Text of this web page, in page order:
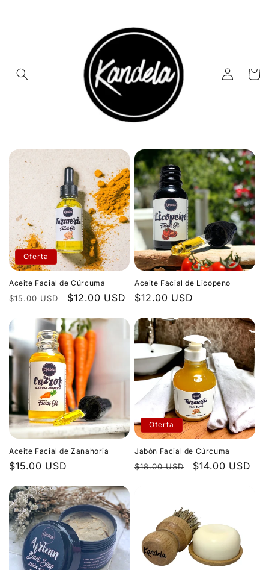
Iniciar
sesión
Carrito
Oferta
Aceite Facial de Cúrcuma
Precio
$15.00 USD
Precio
oferta
$12.00 USD
Aceite Facial de Licopeno
Precio
$12.00 USD
Aceite Facial de Zanahoria
Precio
$15.00 USD
Oferta
Jabón Facial de Cúrcuma
Precio
$18.00 USD
Precio
$14.00 USD